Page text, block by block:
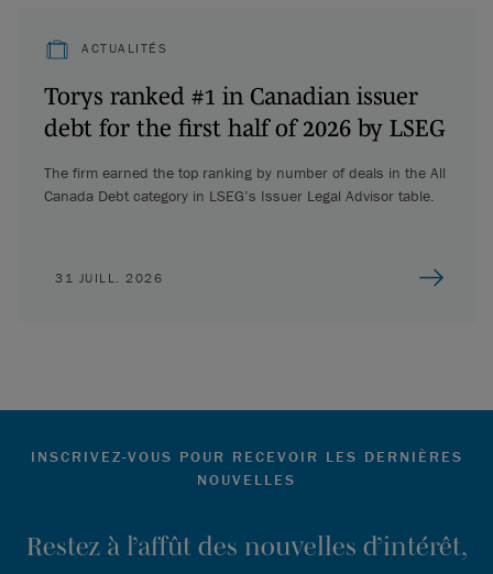
ACTUALITÉS
Torys ranked #1 in Canadian issuer
debt for the first half of 2026 by LSEG
The firm earned the top ranking by number of deals in the All
Canada Debt category in LSEG’s Issuer Legal Advisor table.
31 JUILL. 2026
INSCRIVEZ-VOUS POUR RECEVOIR LES DERNIÈRES
NOUVELLES
Restez à l’affût des nouvelles d’intérêt,